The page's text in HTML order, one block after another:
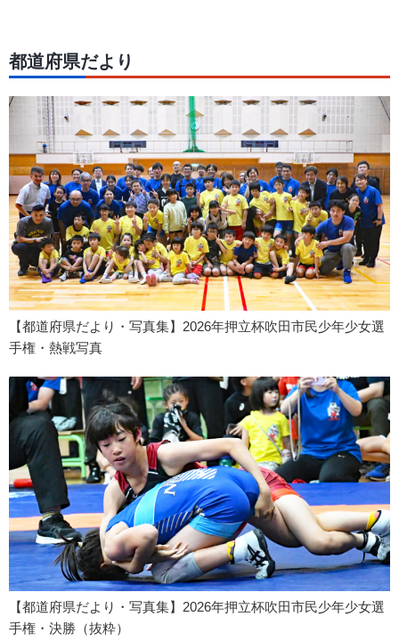
都道府県だより
【都道府県だより・写真集】2026年押立杯吹田市民少年少女選
手権・熱戦写真
【都道府県だより・写真集】2026年押立杯吹田市民少年少女選
手権・決勝（抜粋）